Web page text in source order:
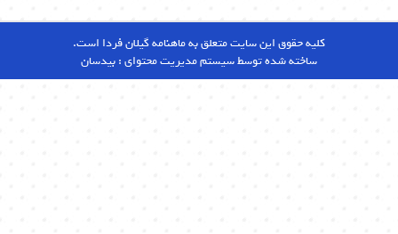
کلیه حقوق این سایت متعلق به ماهنامه گیلان فردا است.
ساخته شده توسط سیستم مدیریت محتوای :بیدسان